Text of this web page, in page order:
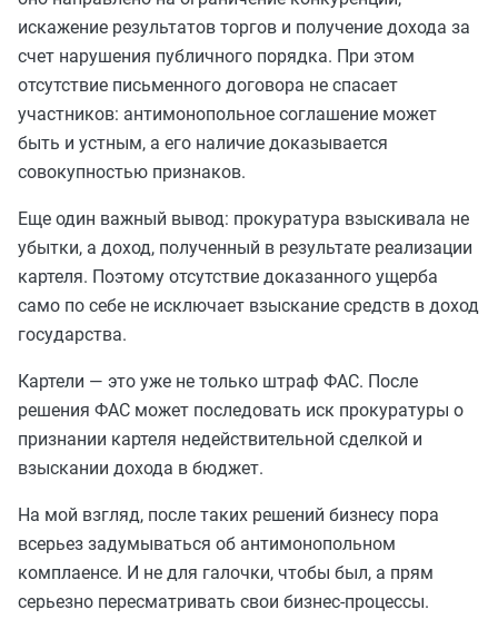
искажение результатов торгов и получение дохода за
счет нарушения публичного порядка. При этом
отсутствие письменного договора не спасает
участников: антимонопольное соглашение может
быть и устным, а его наличие доказывается
совокупностью признаков.
Еще один важный вывод: прокуратура взыскивала не
убытки, а доход, полученный в результате реализации
картеля. Поэтому отсутствие доказанного ущерба
само по себе не исключает взыскание средств в доход
государства.
Картели — это уже не только штраф ФАС. После
решения ФАС может последовать иск прокуратуры о
признании картеля недействительной сделкой и
взыскании дохода в бюджет.
На мой взгляд, после таких решений бизнесу пора
всерьез задумываться об антимонопольном
комплаенсе. И не для галочки, чтобы был, а прям
серьезно пересматривать свои бизнес-процессы.